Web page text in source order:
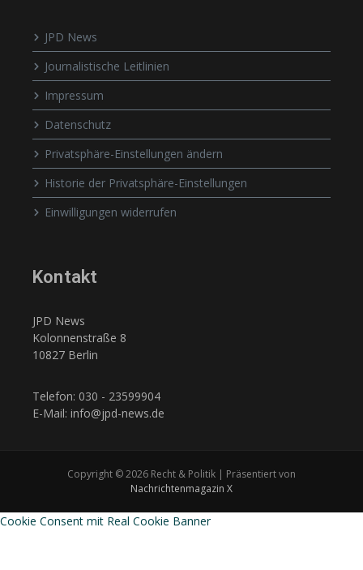
JPD News
Journalistische Leitlinien
Impressum
Datenschutz
Privatsphäre-Einstellungen ändern
Historie der Privatsphäre-Einstellungen
Einwilligungen widerrufen
Kontakt
JPD News
Kolonnenstraße 8
10827 Berlin
Telefon: 030 - 23599904
E-Mail: info@jpd-news.de
Copyright © 2026 Recht & Politik | Präsentiert von
Nachrichtenmagazin X
Cookie Consent mit Real Cookie Banner